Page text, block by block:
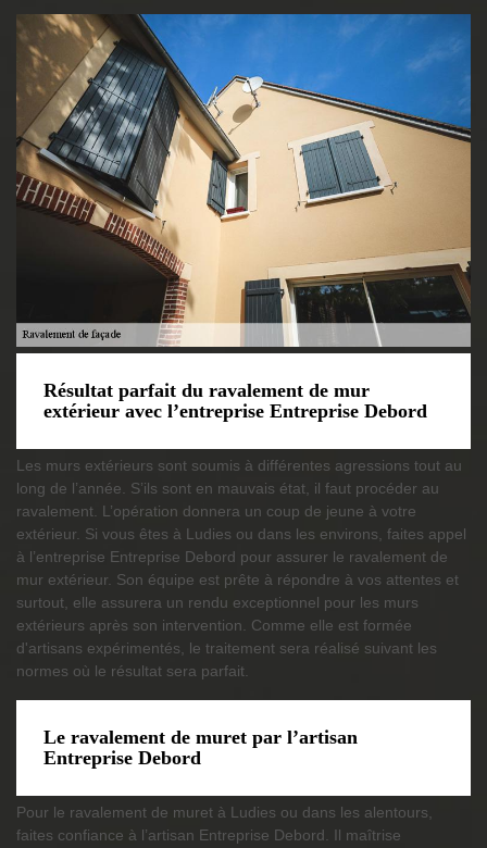
Résultat parfait du ravalement de mur
extérieur avec l’entreprise Entreprise Debord
Les murs extérieurs sont soumis à différentes agressions tout au
long de l’année. S’ils sont en mauvais état, il faut procéder au
ravalement. L’opération donnera un coup de jeune à votre
extérieur. Si vous êtes à Ludies ou dans les environs, faites appel
à l’entreprise Entreprise Debord pour assurer le ravalement de
mur extérieur. Son équipe est prête à répondre à vos attentes et
surtout, elle assurera un rendu exceptionnel pour les murs
extérieurs après son intervention. Comme elle est formée
d'artisans expérimentés, le traitement sera réalisé suivant les
normes où le résultat sera parfait.
Le ravalement de muret par l’artisan
Entreprise Debord
Pour le ravalement de muret à Ludies ou dans les alentours,
faites confiance à l’artisan Entreprise Debord. Il maîtrise